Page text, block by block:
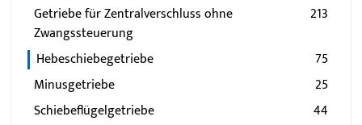
Getriebe für Zentralverschluss ohne
Zwangssteuerung
213
Hebeschiebegetriebe
75
Minusgetriebe
25
Schiebeflügelgetriebe
44